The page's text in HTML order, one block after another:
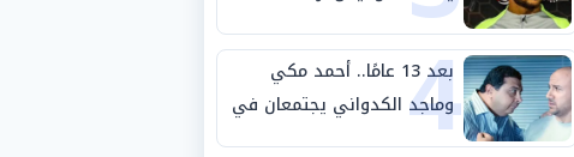
استبعاده المفاجئ من
الزمالك
4 بعد 13 عامًا.. أحمد مكي
وماجد الكدواني يجتمعان في
«فرصة سعيدة»